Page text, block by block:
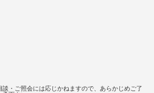
・ご照会には応じかねますので、あらかじめご了